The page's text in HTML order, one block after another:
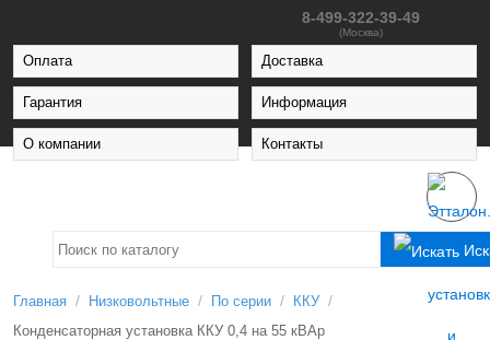
8-499-322-39-49
(Москва)
Оплата Доставка
Гарантия Информация
О компании Контакты
Главная / Низковольтные / По серии / ККУ /
Конденсаторная установка ККУ 0,4 на 55 кВАр